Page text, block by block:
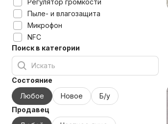
Регулятор громкости
Пыле- и влагозащита
Микрофон
NFC
Поиск в категории
Состояние
Любое
Новое
Б/у
Продавец